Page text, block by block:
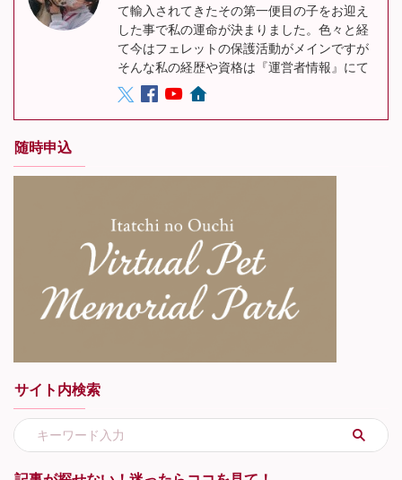
て輸入されてきたその第一便目の子をお迎え
した事で私の運命が決まりました。色々と経
て今はフェレットの保護活動がメインですが
そんな私の経歴や資格は『運営者情報』にて
随時申込
サイト内検索